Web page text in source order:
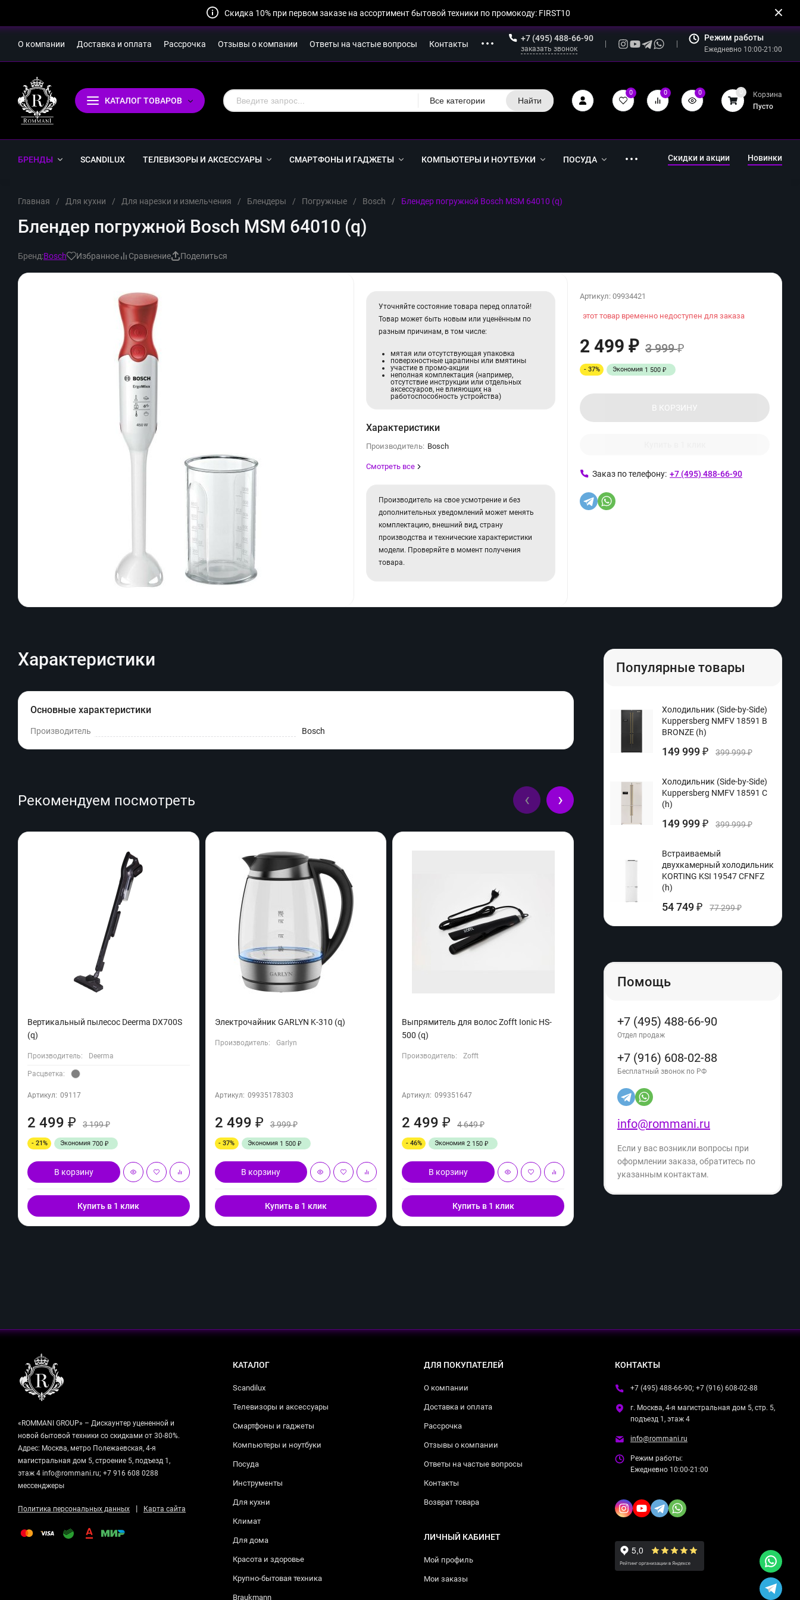
Скидка 10% при первом заказе на ассортимент бытовой техники по промокоду: FIRST10
О компании Доставка и оплата Рассрочка Отзывы о компании Ответы на частые вопросы Контакты
+7 (495) 488-66-90
заказать звонок
Режим работы
Ежедневно 10:00-21:00
КАТАЛОГ ТОВАРОВ Все категории Найти
0 0 0 0
Корзина
Пусто
БРЕНДЫ SCANDILUX ТЕЛЕВИЗОРЫ И АКСЕССУАРЫ СМАРТФОНЫ И ГАДЖЕТЫ КОМПЬЮТЕРЫ И НОУТБУКИ ПОСУДА Скидки и акции Новинки
Главная / Для кухни / Для нарезки и измельчения / Блендеры / Погружные / Bosch / Блендер погружной Bosch MSM 64010 (q)
Блендер погружной Bosch MSM 64010 (q)
Бренд:Bosch Избранное Сравнение Поделиться
Уточняйте состояние товара перед оплатой!
Товар может быть новым или уценённым по
разным причинам, в том числе:
мятая или отсутствующая упаковка
поверхностные царапины или вмятины
участие в промо-акции
неполная комплектация (например,
отсутствие инструкции или отдельных
аксессуаров, не влияющих на
работоспособность устройства)
Характеристики
Производитель: Bosch
Смотреть все
Производитель на свое усмотрение и без
дополнительных уведомлений может менять
комплектацию, внешний вид, страну
производства и технические характеристики
модели. Проверяйте в момент получения
товара.
Артикул:09934421
этот товар временно недоступен для заказа
2 499₽ 3 999₽
- 37% Экономия 1 500₽
В КОРЗИНУ
Заказ по телефону: +7 (495) 488-66-90
Характеристики
Основные характеристики
Производитель Bosch
Рекомендуем посмотреть
Вертикальный пылесос Deerma DX700S
(q)
Производитель: Deerma
Расцветка:
Артикул: 09117
2 499 ₽ 3 199₽
- 21% Экономия 700 ₽
В корзину
Купить в 1 клик
Электрочайник GARLYN K-310 (q)
Производитель: Garlyn
Артикул: 09935178303
2 499 ₽ 3 999₽
- 37% Экономия 1 500 ₽
В корзину
Купить в 1 клик
Выпрямитель для волос Zofft Ionic HS-
500 (q)
Производитель: Zofft
Артикул: 099351647
2 499₽ 4 649₽
- 46% Экономия2 150₽
В корзину
Купить в 1 клик
Кофеварка капельная Tefal HELIORA
CM321832 (q)
Производитель: Tefal
Артикул: 09935178360
2 499₽ 3 999₽
В корзину
‹ ›
Популярные товары
Холодильник (Side-by-Side)
Kuppersberg NMFV 18591 B
BRONZE (h)
149 999₽ 399 999₽
Холодильник (Side-by-Side)
Kuppersberg NMFV 18591 C
(h)
149 999₽ 399 999₽
Встраиваемый
двухкамерный холодильник
KORTING KSI 19547 CFNFZ
(h)
54 749₽ 77 299₽
Помощь
+7 (495) 488-66-90
Отдел продаж
+7 (916) 608-02-88
Бесплатный звонок по РФ
info@rommani.ru
Если у вас возникли вопросы при
оформлении заказа, обратитесь по
указанным контактам.
«ROMMANI GROUP» – Дискаунтер уцененной и
новой бытовой техники со скидками от 30-80%.
Адрес: Москва, метро Полежаевская, 4-я
магистральная дом 5, строение 5, подъезд 1,
этаж 4 info@rommani.ru; +7 916 608 0288
мессенджеры
Политика персональных данных | Карта сайта
КАТАЛОГ
Scandilux
Телевизоры и аксессуары
Смартфоны и гаджеты
Компьютеры и ноутбуки
Посуда
Инструменты
Для кухни
Климат
Для дома
Красота и здоровье
Крупно-бытовая техника
Braukmann
ДЛЯ ПОКУПАТЕЛЕЙ
О компании
Доставка и оплата
Рассрочка
Отзывы о компании
Ответы на частые вопросы
Контакты
Возврат товара
ЛИЧНЫЙ КАБИНЕТ
Мой профиль
Мои заказы
КОНТАКТЫ
+7 (495) 488-66-90; +7 (916) 608-02-88
г. Москва, 4-я магистральная дом 5, стр. 5,
подъезд 1, этаж 4
info@rommani.ru
Режим работы:
Ежедневно 10:00-21:00